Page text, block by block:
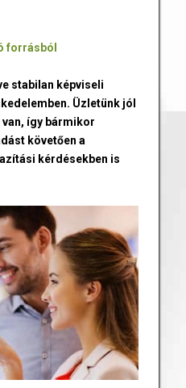
forrásból
stabilan képviseli
Üzletünk jól
így bármikor
követően a
kérdésekben is